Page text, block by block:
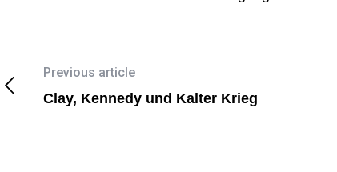
Previous article
Clay, Kennedy und Kalter Krieg